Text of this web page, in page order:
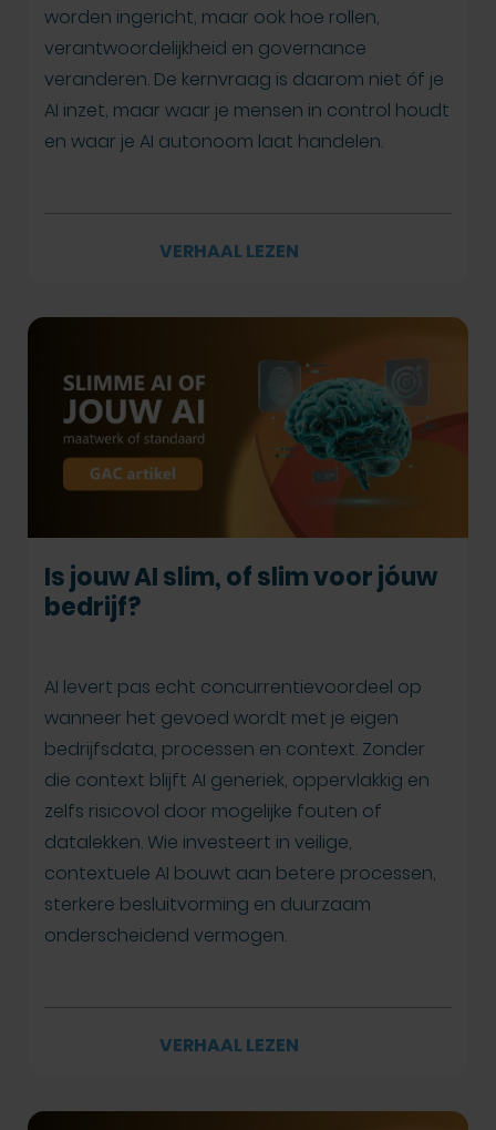
worden ingericht, maar ook hoe rollen,
verantwoordelijkheid en governance
veranderen. De kernvraag is daarom niet óf je
AI inzet, maar waar je mensen in control houdt
en waar je AI autonoom laat handelen.
VERHAAL LEZEN
Is jouw AI slim, of slim voor jóuw
bedrijf?
AI levert pas echt concurrentievoordeel op
wanneer het gevoed wordt met je eigen
bedrijfsdata, processen en context. Zonder
die context blijft AI generiek, oppervlakkig en
zelfs risicovol door mogelijke fouten of
datalekken. Wie investeert in veilige,
contextuele AI bouwt aan betere processen,
sterkere besluitvorming en duurzaam
onderscheidend vermogen.
VERHAAL LEZEN